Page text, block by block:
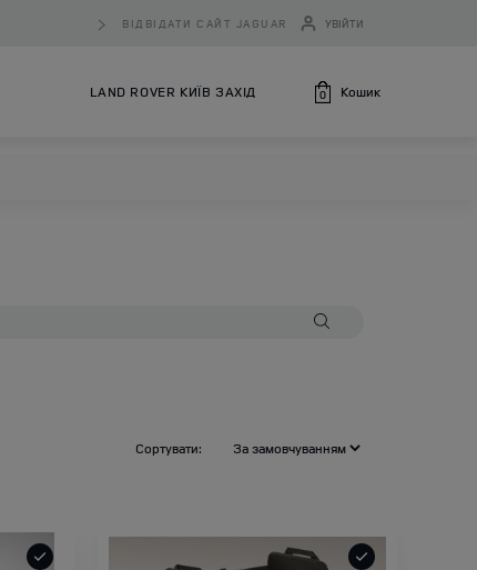
ВІДВІДАТИ САЙТ JAGUAR УВІЙТИ
LAND ROVER КИЇВ ЗАХІД 0 Кошик
Сортувати: